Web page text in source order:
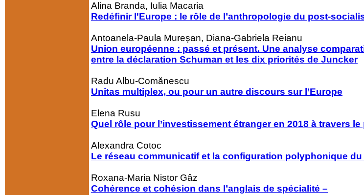
Alina Branda, Iulia Macaria
Redéfinir l'Europe : le rôle de l’anthropologie du post-
Antoanela-Paula Mureșan, Diana-Gabriela Reianu
Union européenne : passé et présent. Une analyse
entre la déclaration Schuman et les dix priorités de Juncker
Radu Albu-Comănescu
Unitas multiplex, ou pour un autre discours sur l’Europe
Elena Rusu
Quel rôle pour l’investissement étranger en 2018 à travers le
Alexandra Cotoc
Le réseau communicatif et la configuration polyphonique du
Roxana-Maria Nistor Gâz
Cohérence et cohésion dans l’anglais de spécialité –